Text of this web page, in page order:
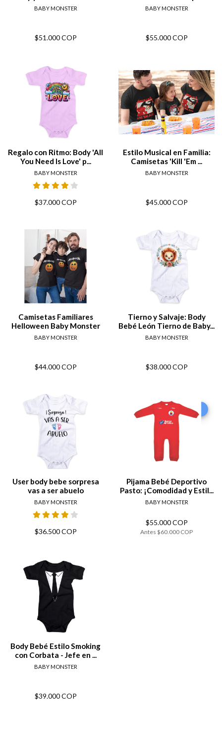
BABY MONSTER
$51.000 COP
BABY MONSTER
$55.000 COP
Regalo con Ritmo: Body 'All
You Need Is Love' p...
BABY MONSTER
$37.000 COP
Estilo Musical en Familia:
Camisetas 'Kill 'Em ...
BABY MONSTER
$45.000 COP
Camisetas Familiares
Helloween Baby Monster
BABY MONSTER
$44.000 COP
Tierno y Salvaje: Body
Bebé León Tierno de Baby...
BABY MONSTER
$38.000 COP
User body bebe sorpresa
vas a ser abuelo
BABY MONSTER
$36.500 COP
-8%
Pijama Bebé Deportivo
Pasto: ¡Comodidad y Estil...
BABY MONSTER
$55.000 COP
Antes $60.000 COP
Body Bebé Estilo Smoking
con Corbata - Jefe en ...
BABY MONSTER
$39.000 COP